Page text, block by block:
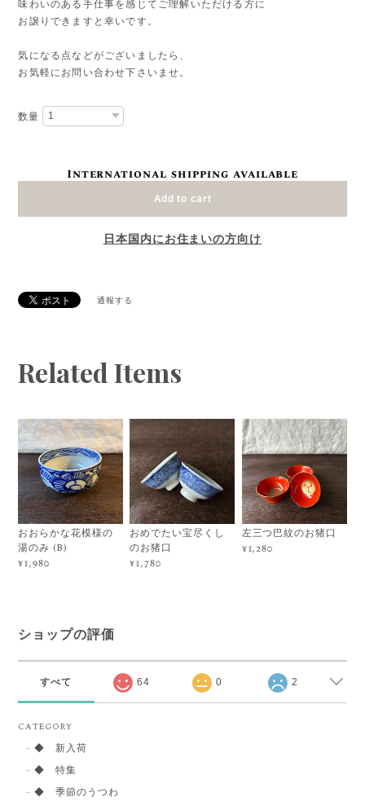
味わいのある手仕事を感じてご理解いただける方に
お譲りできますと幸いです。
気になる点などがございましたら、
お気軽にお問い合わせ下さいませ。
数量
International shipping available
Add to cart
日本国内にお住まいの方向け
通報する
Related Items
おおらかな花模様の
湯のみ (B)
¥1,980
おめでたい宝尽くし
のお猪口
¥1,780
左三つ巴紋のお猪口
¥1,280
ショップの評価
すべて 64 0 2
CATEGORY
◆ 新入荷
◆ 特集
◆ 季節のうつわ